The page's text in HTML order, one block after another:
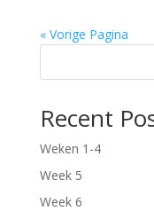
« Vorige Pagina
Recent
Weken 1-4
Week 5
Week 6